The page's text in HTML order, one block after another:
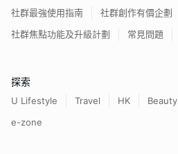
社群最強使用指南
社群創作有價企劃
社群焦點功能及升級計劃
常見問題
探索
U Lifestyle Travel HK Beauty
e-zone